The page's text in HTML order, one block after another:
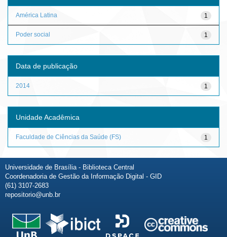
1
América Latina
1
Poder social
Data de publicação
1
2014
Unidade Acadêmica
1
Faculdade de Ciências da Saúde (FS)
Universidade de Brasília - Biblioteca Central
Coordenadoria de Gestão da Informação Digital - GID
(61) 3107-2683
repositorio@unb.br